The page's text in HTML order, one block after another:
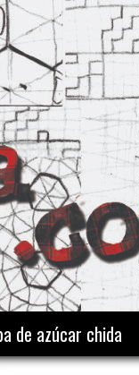
de azúcar chida